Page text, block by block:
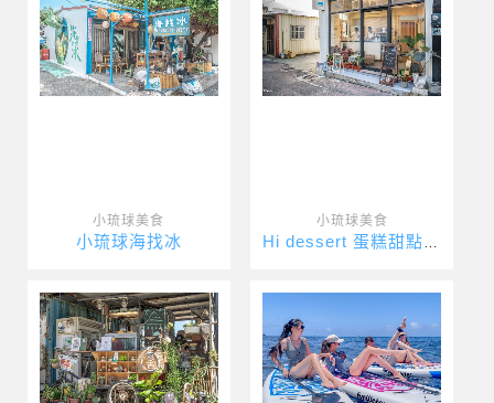
小琉球美食
小琉球海找冰
小琉球美食